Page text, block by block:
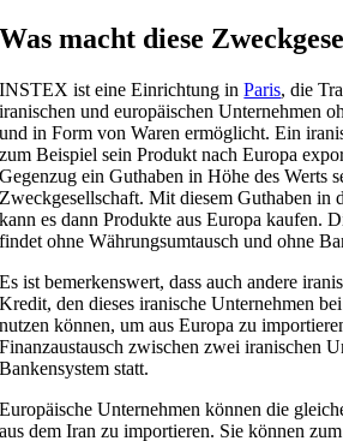
Was macht diese
INSTEX ist eine Einrichtung inParis, die
iranischen und europäischen Unternehmen
und in Form von Waren ermöglicht. Ein
zum Beispiel sein Produkt nach Europa
Gegenzug ein Guthaben in Höhe des Werts
Zweckgesellschaft. Mit diesem Guthaben in
kann es dann Produkte aus Europa kaufen.
findet ohne Währungsumtausch und ohne
Es ist bemerkenswert, dass auch andere
Kredit, den dieses iranische Unternehmen
nutzen können, um aus Europa zu
Finanzaustausch zwischen zwei iranischen
Bankensystem statt.
Europäische Unternehmen können die
aus dem Iran zu importieren. Sie können